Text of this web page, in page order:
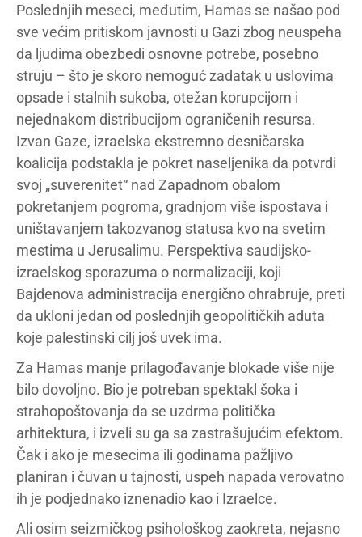
Poslednjih meseci, međutim, Hamas se našao pod
sve većim pritiskom javnosti u Gazi zbog neuspeha
da ljudima obezbedi osnovne potrebe, posebno
struju – što je skoro nemoguć zadatak u uslovima
opsade i stalnih sukoba, otežan korupcijom i
nejednakom distribucijom ograničenih resursa.
Izvan Gaze, izraelska ekstremno desničarska
koalicija podstakla je pokret naseljenika da potvrdi
svoj „suverenitet“ nad Zapadnom obalom
pokretanjem pogroma, gradnjom više ispostava i
uništavanjem takozvanog statusa kvo na svetim
mestima u Jerusalimu. Perspektiva saudijsko-
izraelskog sporazuma o normalizaciji, koji
Bajdenova administracija energično ohrabruje, preti
da ukloni jedan od poslednjih geopolitičkih aduta
koje palestinski cilj još uvek ima.
Za Hamas manje prilagođavanje blokade više nije
bilo dovoljno. Bio je potreban spektakl šoka i
strahopoštovanja da se uzdrma politička
arhitektura, i izveli su ga sa zastrašujućim efektom.
Čak i ako je mesecima ili godinama pažljivo
planiran i čuvan u tajnosti, uspeh napada verovatno
ih je podjednako iznenadio kao i Izraelce.
Ali osim seizmičkog psihološkog zaokreta, nejasno